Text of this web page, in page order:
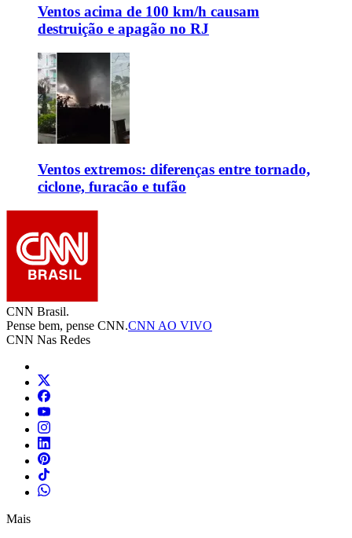
Ventos acima de 100 km/h causam
destruição e apagão no RJ
Ventos extremos: diferenças entre tornado,
ciclone, furacão e tufão
CNN Brasil.
Pense bem, pense CNN.CNN AO VIVO
CNN Nas Redes
Mais